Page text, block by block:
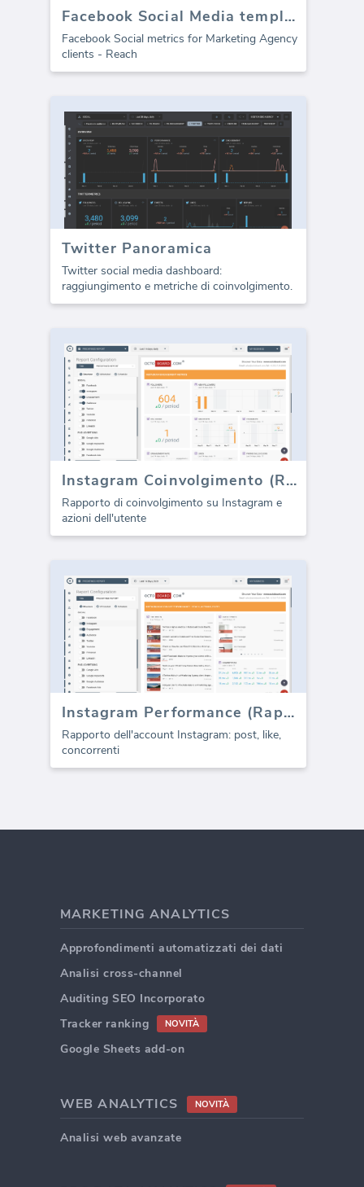
Facebook Social Media template - Raggiungere
Facebook Social metrics for Marketing Agency
clients - Reach
Twitter Panoramica
Twitter social media dashboard:
raggiungimento e metriche di coinvolgimento.
Instagram Coinvolgimento (Rapporto)
Rapporto di coinvolgimento su Instagram e
azioni dell'utente
Instagram Performance (Rapporto)
Rapporto dell'account Instagram: post, like,
concorrenti
MARKETING ANALYTICS
Approfondimenti automatizzati dei dati
Analisi cross-channel
Auditing SEO Incorporato
Tracker ranking
NOVITÀ
Google Sheets add-on
WEB ANALYTICS NOVITÀ
Analisi web avanzate